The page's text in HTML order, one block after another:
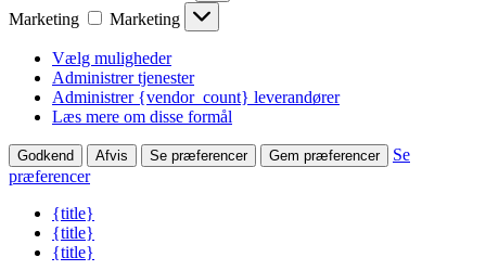
Marketing
Marketing
Vælg muligheder
Administrer tjenester
Administrer {vendor_count} leverandører
Læs mere om disse formål
Godkend Afvis Se præferencer Gem præferencer
Se
præferencer
{title}
{title}
{title}